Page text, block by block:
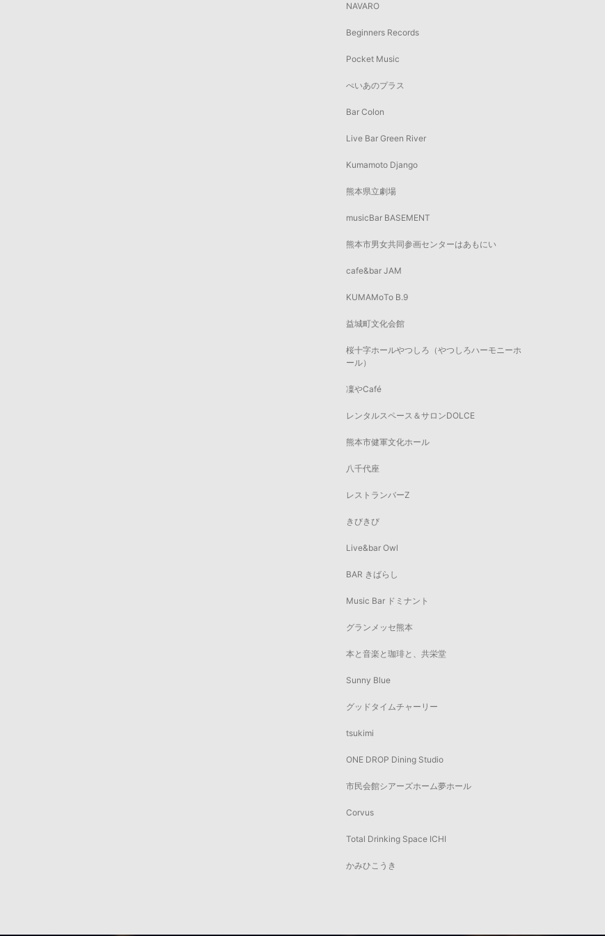
NAVARO
Beginners Records
Pocket Music
ぺいあのプラス
Bar Colon
Live Bar Green River
Kumamoto Django
熊本県立劇場
musicBar BASEMENT
熊本市男女共同参画センターはあもにい
cafe&bar JAM
KUMAMoTo B.9
益城町文化会館
桜十字ホールやつしろ（やつしろハーモニーホ
ール）
凜やCafé
レンタルスペース＆サロンDOLCE
熊本市健軍文化ホール
八千代座
レストランバーZ
きびきび
Live&bar Owl
BAR きばらし
Music Bar ドミナント
グランメッセ熊本
本と音楽と珈琲と、共栄堂
Sunny Blue
グッドタイムチャーリー
tsukimi
ONE DROP Dining Studio
市民会館シアーズホーム夢ホール
Corvus
Total Drinking Space ICHI
かみひこうき